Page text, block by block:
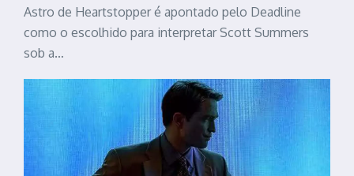
Astro de Heartstopper é apontado pelo Deadline
como o escolhido para interpretar Scott Summers
sob a…